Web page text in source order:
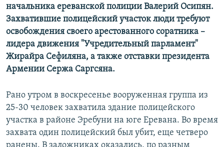
начальника ереванской полиции Валерий Осипян.
Захватившие полицейский участок люди требуют
освобождения своего арестованного соратника –
лидера движения "Учредительный парламент"
Жирайра Сефиляна, а также отставки президента
Армении Сержа Саргсяна.
Рано утром в воскресенье вооруженная группа из
25-30 человек захватила здание полицейского
участка в районе Эребуни на юге Еревана. Во время
захвата один полицейский был убит, еще четверо